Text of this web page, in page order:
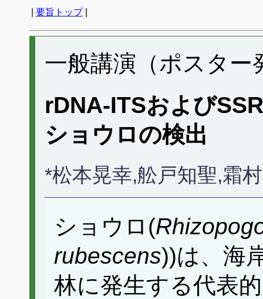
要旨トップ|
一般講演（ポスター
rDNA-ITSおよび
ショウロの検出
*松本晃幸,舩戸知聖,霜
ショウロ(
rubescens))は、海
林に発生する代表